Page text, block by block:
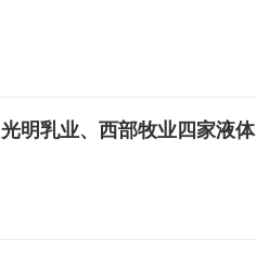
明乳业、西部牧业四家液体